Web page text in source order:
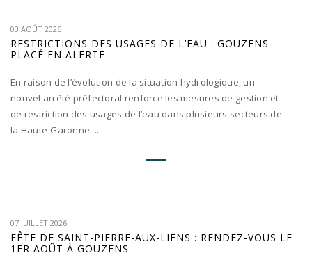
03 AOÛT 2026
RESTRICTIONS DES USAGES DE L’EAU : GOUZENS
PLACÉ EN ALERTE
En raison de l’évolution de la situation hydrologique, un
nouvel arrêté préfectoral renforce les mesures de gestion et
de restriction des usages de l’eau dans plusieurs secteurs de
la Haute-Garonne....
07 JUILLET 2026
FÊTE DE SAINT-PIERRE-AUX-LIENS : RENDEZ-VOUS LE
1ER AOÛT À GOUZENS